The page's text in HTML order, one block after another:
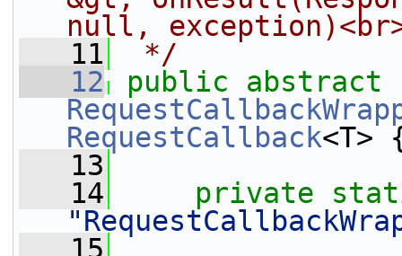
null,
   11
*/
   12
public
abstract
RequestCallback<T>
   13
   14
private
   15